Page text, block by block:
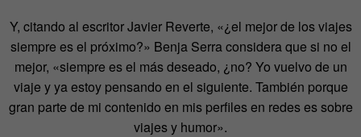
Y, citando al escritor Javier Reverte, «¿el mejor de los viajes
siempre es el próximo?» Benja Serra considera que si no el
mejor, «siempre es el más deseado, ¿no? Yo vuelvo de un
viaje y ya estoy pensando en el siguiente. También porque
gran parte de mi contenido en mis perfiles en redes es sobre
viajes y humor».